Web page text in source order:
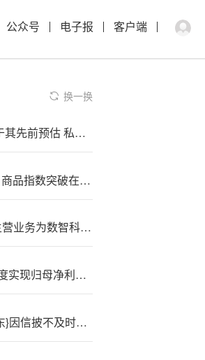
公众号 电子报 客户端
换一换
高盛：金价:或高:于其先前预估 私人投资者兴趣浓厚
期市晨昏,线9.11：商品指数突破在即？新棉上市或将打开下方空间
厦门.信达：公司主营业务为数智科技、电子科技、供应链、汽车经销
中国核电?前三!季度实现归母净利润80.02亿元 多元布局擘画发展蓝图
大连友谊控股!股{东}因信披不及时遭监管